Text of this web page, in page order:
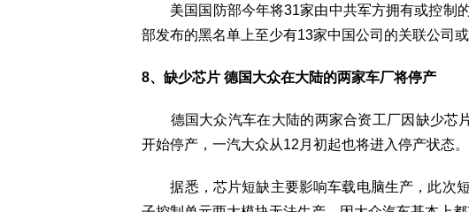
美国国防部今年将31家由中共军方拥有或控制
部发布的黑名单上至少有13家中国公司的关联公司
8、缺少芯片 德国大众在大陆的两家车厂将停产
德国大众汽车在大陆的两家合资工厂因缺少芯
开始停产，一汽大众从12月初起也将进入停产状态。
据悉，芯片短缺主要影响车载电脑生产，此次